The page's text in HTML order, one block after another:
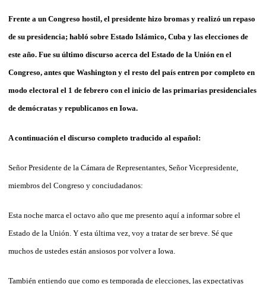
Frente a un Congreso hostil, el presidente hizo bromas y realizó un repaso
de su presidencia; habló sobre Estado Islámico, Cuba y las elecciones de
este año. Fue su último discurso acerca del Estado de la Unión en el
Congreso, antes que Washington y el resto del país entren por completo en
modo electoral el 1 de febrero con el inicio de las primarias presidenciales
de demócratas y republicanos en Iowa.
A continuación el discurso completo traducido al español:
Señor Presidente de la Cámara de Representantes, Señor Vicepresidente,
miembros del Congreso y conciudadanos:
Esta noche marca el octavo año que me presento aquí a informar sobre el
Estado de la Unión. Y esta última vez, voy a tratar de ser breve. Sé que
muchos de ustedes están ansiosos por volver a Iowa.
También entiendo que como es temporada de elecciones, las expectativas